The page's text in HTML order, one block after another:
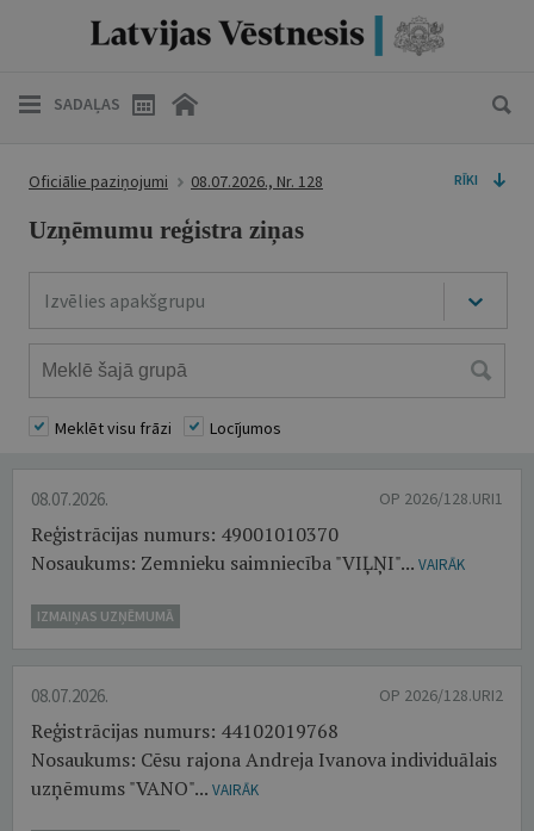
SADAĻAS
Oficiālie paziņojumi 08.07.2026., Nr. 128 RĪKI
Uzņēmumu reģistra ziņas
Izvēlies apakšgrupu
Meklēt visu frāzi Locījumos
08.07.2026. OP 2026/128.URI1
Reģistrācijas numurs: 49001010370
Nosaukums: Zemnieku saimniecība "VIĻŅI"... VAIRĀK
IZMAIŅAS UZŅĒMUMĀ
08.07.2026. OP 2026/128.URI2
Reģistrācijas numurs: 44102019768
Nosaukums: Cēsu rajona Andreja Ivanova individuālais
uzņēmums "VANO"... VAIRĀK